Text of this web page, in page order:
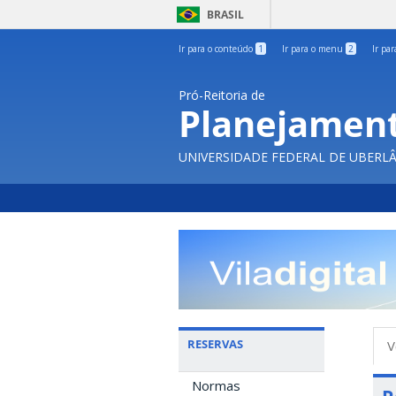
BRASIL
Ir para o conteúdo 1 Ir para o menu 2 Ir
Pró-Reitoria de
UNIVERSIDADE FEDERAL DE
RESERVAS
Normas